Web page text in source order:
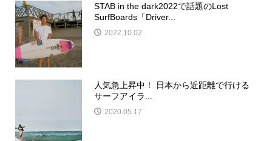
STAB in the dark2022で話題のLost
SurfBoards「Driver...
2022.10.02
人気急上昇中！ 日本から近距離で行ける
サーフアイラ...
2020.05.17